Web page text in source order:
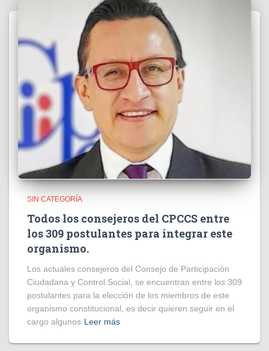
SIN CATEGORÍA
Todos los consejeros del CPCCS entre
los 309 postulantes para integrar este
organismo.
Los actuales consejeros del Consejo de Participación
Ciudadana y Control Social, se encuentran entre los 309
postulantes para la elección de los miembros de este
organismo constitucional, es decir quieren seguir en el
cargo algunos Leer más